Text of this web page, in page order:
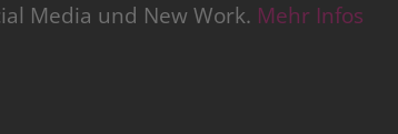
Media und New Work. Mehr Infos